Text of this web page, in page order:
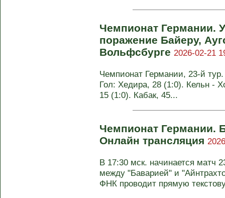
Чемпионат Германии.
поражение Байеру,
Вольфсбурге 2026-02-21
Чемпионат Германии, 23-й
Гол: Хедира, 28 (1:0). Кельн -
15 (1:0). Кабак, 45...
Чемпионат Германии.
Онлайн трансляция
В 17:30 мск. начинается матч
между "Баварией" и
ФНК проводит прямую